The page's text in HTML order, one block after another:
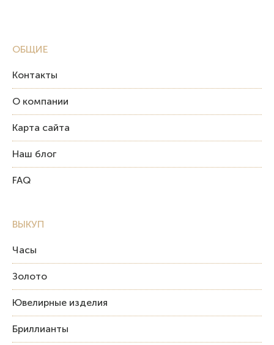
ОБЩИЕ
Контакты
О компании
Карта сайта
Наш блог
FAQ
ВЫКУП
Часы
Золото
Ювелирные изделия
Бриллианты